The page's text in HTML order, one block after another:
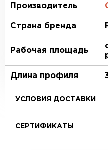
Производитель
Страна бренда
Рабочая площадь
Длина профиля
УСЛОВИЯ ДОСТАВКИ
СЕРТИФИКАТЫ